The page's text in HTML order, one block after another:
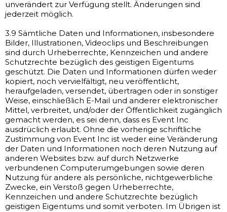
unverändert zur Verfügung stellt. Änderungen sind
jederzeit möglich.
3.9 Sämtliche Daten und Informationen, insbesondere
Bilder, Illustrationen, Videoclips und Beschreibungen
sind durch Urheberrechte, Kennzeichen und andere
Schutzrechte bezüglich des geistigen Eigentums
geschützt. Die Daten und Informationen dürfen weder
kopiert, noch vervielfältigt, neu veröffentlicht,
heraufgeladen, versendet, übertragen oder in sonstiger
Weise, einschließlich E-Mail und anderer elektronischer
Mittel, verbreitet, und/oder der Öffentlichkeit zugänglich
gemacht werden, es sei denn, dass es Event Inc
ausdrüclich erlaubt. Ohne die vorherige schriftliche
Zustimmung von Event Inc ist weder eine Veränderung
der Daten und Informationen noch deren Nutzung auf
anderen Websites bzw. auf durch Netzwerke
verbundenen Computerumgebungen sowie deren
Nutzung für andere als persönliche, nichtgewerbliche
Zwecke, ein Verstoß gegen Urheberrechte,
Kennzeichen und andere Schutzrechte bezüglich
geistigen Eigentums und somit verboten. Im Übrigen ist